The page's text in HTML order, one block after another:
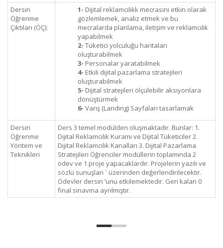
Dersin
Öğrenme
Çıktıları (ÖÇ):
1- Dijital reklamcılıkk mecrasını etkin olarak
gözlemlemek, analiz etmek ve bu
mecralarda planlama, iletişim ve reklamcılık
yapabilmek
2- Tüketici yolculuğu haritaları
oluşturabilmek
3- Personalar yaratabilmek
4- Etkili dijital pazarlama stratejileri
oluşturabilmek
5- Dijital stratejileri ölçülebilir aksiyonlara
dönüştürmek
6- Varış (Landing) Sayfaları tasarlamak
Dersin
Öğrenme
Yöntem ve
Teknikleri
Ders 3 temel modülden oluşmaktadır. Bunlar: 1.
Dijital Reklamcılık Kuramı ve Dijital Tüketiciler 2.
Dijital Reklamcılık Kanalları 3. Dijital Pazarlama
Stratejileri Öğrenciler modüllerin toplamında 2
ödev ve 1 proje yapacaklardır. Projelerin yazılı ve
sözlü sunuşları ` üzerinden değerlendirilecektir.
Ödevler dersin ’unu etkilemektedir. Geri kalan 0
final sınavına ayrılmıştır.